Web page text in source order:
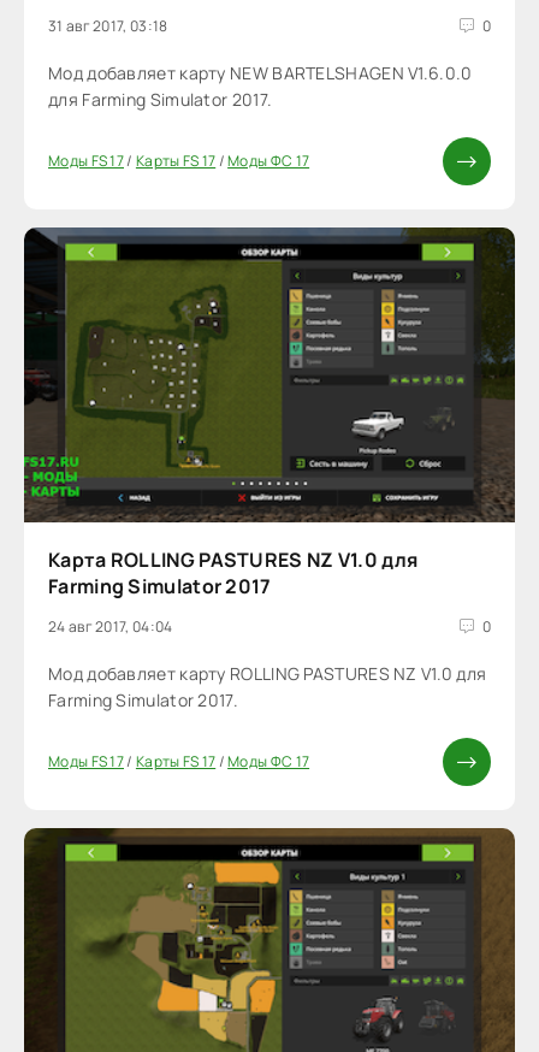
31 авг 2017, 03:18 0
Мод добавляет карту NEW BARTELSHAGEN V1.6.0.0
для Farming Simulator 2017.
Моды FS 17/ Карты FS 17/Моды ФС 17
Карта ROLLING PASTURES NZ V1.0 для
Farming Simulator 2017
24 авг 2017, 04:04 0
Мод добавляет карту ROLLING PASTURES NZ V1.0 для
Farming Simulator 2017.
Моды FS 17/ Карты FS 17/Моды ФС 17